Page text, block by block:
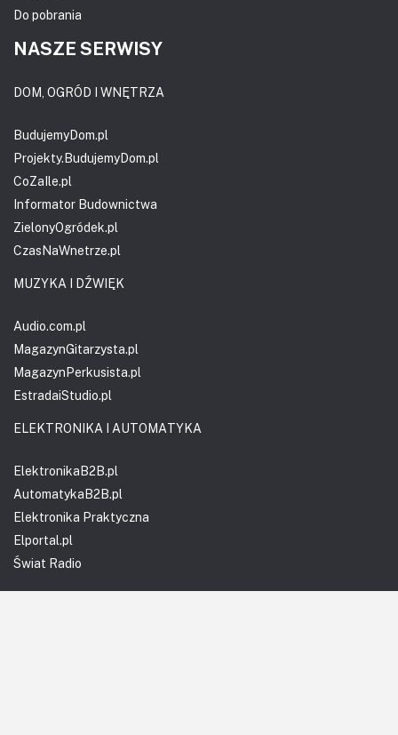
Do pobrania
NASZE SERWISY
DOM, OGRÓD I WNĘTRZA
BudujemyDom.pl
Projekty.BudujemyDom.pl
CoZaIle.pl
Informator Budownictwa
ZielonyOgródek.pl
CzasNaWnetrze.pl
MUZYKA I DŹWIĘK
Audio.com.pl
MagazynGitarzysta.pl
MagazynPerkusista.pl
EstradaiStudio.pl
ELEKTRONIKA I AUTOMATYKA
ElektronikaB2B.pl
AutomatykaB2B.pl
Elektronika Praktyczna
Elportal.pl
Świat Radio
FOTOGRAFIA, EDUKACJA I HI-TECH